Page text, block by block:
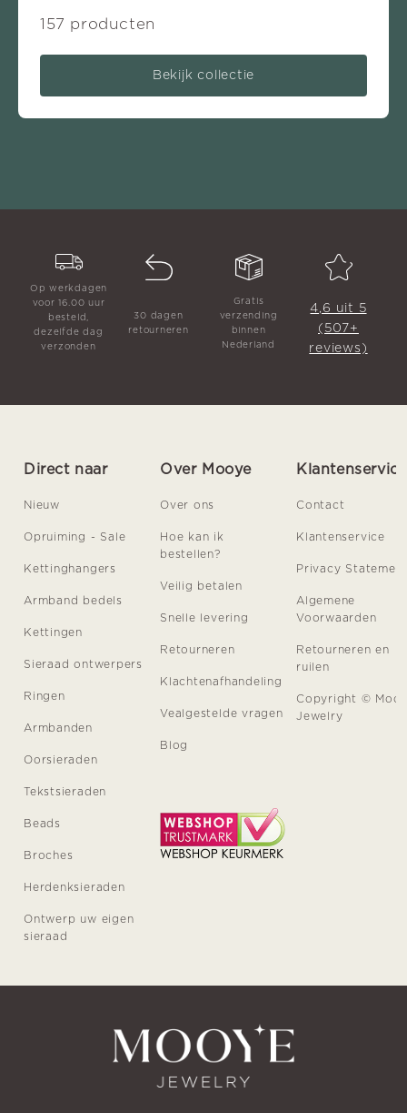
157 producten
Bekijk collectie
Op werkdagen
voor 16.00 uur
besteld,
dezelfde dag
verzonden
30 dagen
retourneren
Gratis
verzending
binnen
Nederland
4,6 uit 5
(507+
reviews)
Direct naar
Nieuw
Opruiming - Sale
Kettinghangers
Armband bedels
Kettingen
Sieraad ontwerpers
Ringen
Armbanden
Oorsieraden
Tekstsieraden
Beads
Broches
Herdenksieraden
Ontwerp uw eigen
sieraad
Over Mooye
Over ons
Hoe kan ik
bestellen?
Veilig betalen
Snelle levering
Retourneren
Klachtenafhandeling
Vealgestelde vragen
Blog
Klantenservice
Contact
Klantenservice
Privacy
Algemene
Voorwaarden
Retourneren en
ruilen
Copyright ©
Jewelry